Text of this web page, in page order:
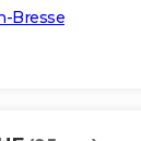
Bresse